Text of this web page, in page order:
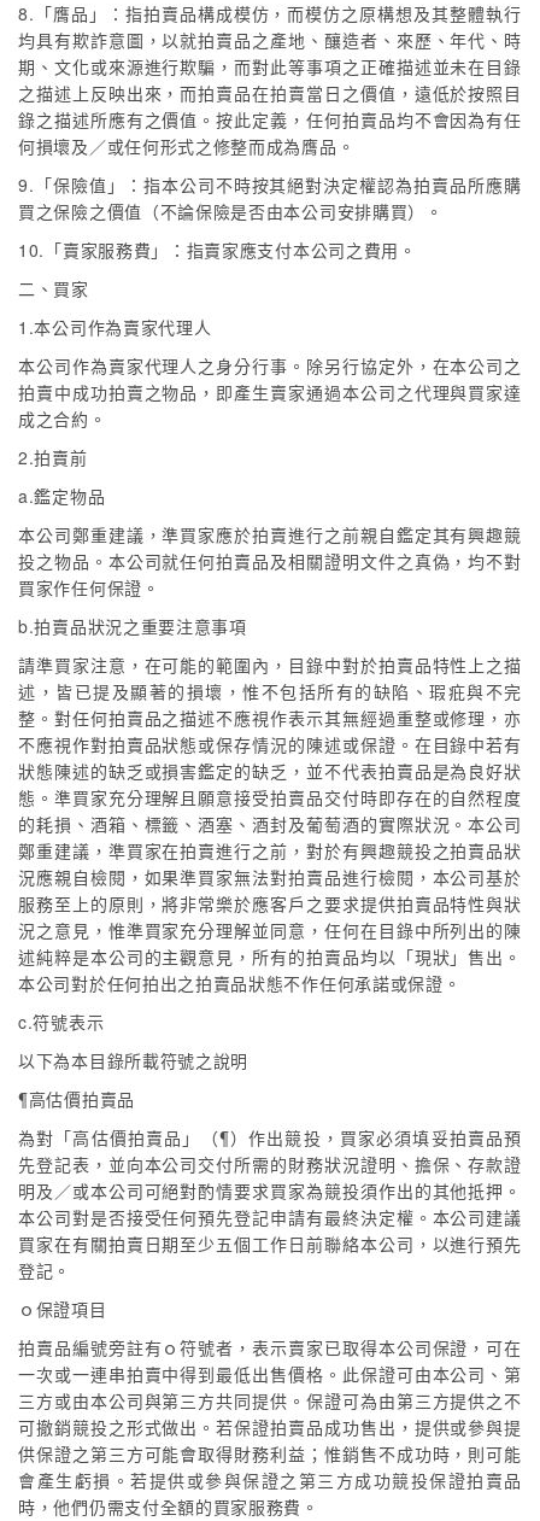
8.「膺品」：指拍賣品構成模仿，而模仿之原構想及其整體執行
均具有欺詐意圖，以就拍賣品之產地、釀造者、來歷、年代、時
期、文化或來源進行欺騙，而對此等事項之正確描述並未在目錄
之描述上反映出來，而拍賣品在拍賣當日之價值，遠低於按照目
錄之描述所應有之價值。按此定義，任何拍賣品均不會因為有任
何損壞及／或任何形式之修整而成為膺品。
9.「保險值」：指本公司不時按其絕對決定權認為拍賣品所應購
買之保險之價值（不論保險是否由本公司安排購買）。
10.「賣家服務費」：指賣家應支付本公司之費用。
二、買家
1.本公司作為賣家代理人
本公司作為賣家代理人之身分行事。除另行協定外，在本公司之
拍賣中成功拍賣之物品，即產生賣家通過本公司之代理與買家達
成之合約。
2.拍賣前
a.鑑定物品
本公司鄭重建議，準買家應於拍賣進行之前親自鑑定其有興趣競
投之物品。本公司就任何拍賣品及相關證明文件之真偽，均不對
買家作任何保證。
b.拍賣品狀況之重要注意事項
請準買家注意，在可能的範圍內，目錄中對於拍賣品特性上之描
述，皆已提及顯著的損壞，惟不包括所有的缺陷、瑕疪與不完
整。對任何拍賣品之描述不應視作表示其無經過重整或修理，亦
不應視作對拍賣品狀態或保存情況的陳述或保證。在目錄中若有
狀態陳述的缺乏或損害鑑定的缺乏，並不代表拍賣品是為良好狀
態。準買家充分理解且願意接受拍賣品交付時即存在的自然程度
的耗損、酒箱、標籤、酒塞、酒封及葡萄酒的實際狀況。本公司
鄭重建議，準買家在拍賣進行之前，對於有興趣競投之拍賣品狀
況應親自檢閱，如果準買家無法對拍賣品進行檢閱，本公司基於
服務至上的原則，將非常樂於應客戶之要求提供拍賣品特性與狀
況之意見，惟準買家充分理解並同意，任何在目錄中所列出的陳
述純粹是本公司的主觀意見，所有的拍賣品均以「現狀」售出。
本公司對於任何拍出之拍賣品狀態不作任何承諾或保證。
c.符號表示
以下為本目錄所載符號之說明
¶高估價拍賣品
為對「高估價拍賣品」（¶）作出競投，買家必須填妥拍賣品預
先登記表，並向本公司交付所需的財務狀況證明、擔保、存款證
明及／或本公司可絕對酌情要求買家為競投須作出的其他抵押。
本公司對是否接受任何預先登記申請有最終決定權。本公司建議
買家在有關拍賣日期至少五個工作日前聯絡本公司，以進行預先
登記。
ｏ保證項目
拍賣品編號旁註有ｏ符號者，表示賣家已取得本公司保證，可在
一次或一連串拍賣中得到最低出售價格。此保證可由本公司、第
三方或由本公司與第三方共同提供。保證可為由第三方提供之不
可撤銷競投之形式做出。若保證拍賣品成功售出，提供或參與提
供保證之第三方可能會取得財務利益；惟銷售不成功時，則可能
會產生虧損。若提供或參與保證之第三方成功競投保證拍賣品
時，他們仍需支付全額的買家服務費。